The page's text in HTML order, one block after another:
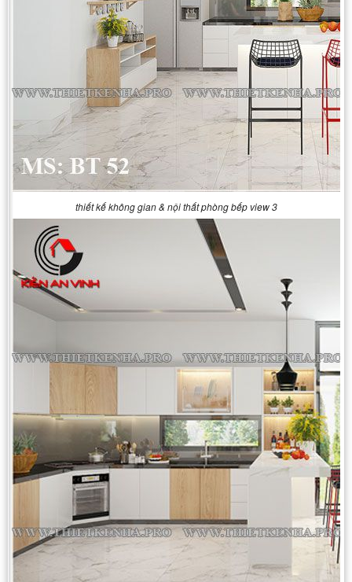
thiết kế không gian & nội thất phòng bếp view 3